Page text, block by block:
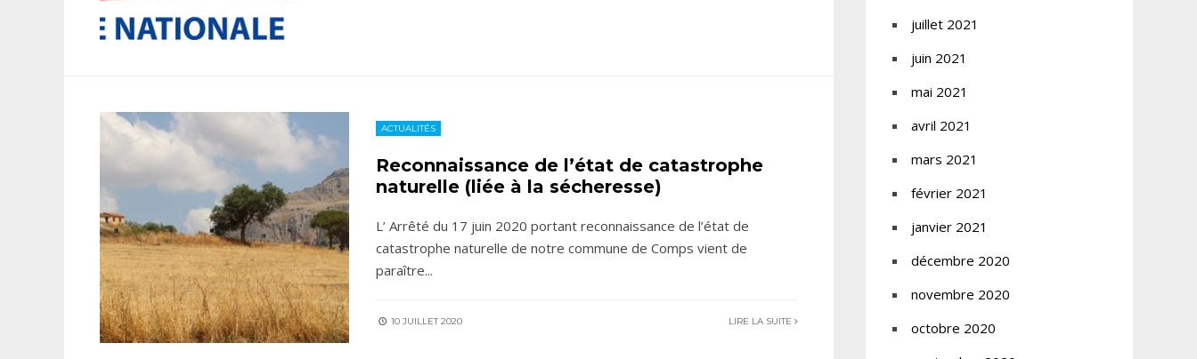
ACTUALITÉS
Reconnaissance de l’état de catastrophe
naturelle (liée à la sécheresse)
L’ Arrêté du 17 juin 2020 portant reconnaissance de l’état de
catastrophe naturelle de notre commune de Comps vient de
paraître...
10 JUILLET 2020 LIRE LA SUITE
juillet 2021
juin 2021
mai 2021
avril 2021
mars 2021
février 2021
janvier 2021
décembre 2020
novembre 2020
octobre 2020